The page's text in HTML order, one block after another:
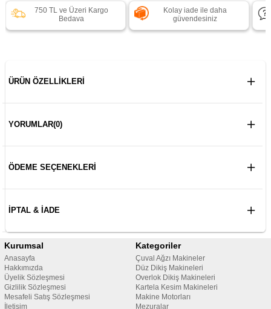
750 TL ve Üzeri Kargo
Bedava
Kolay iade ile daha
güvendesiniz
ÜRÜN ÖZELLIKLERI
YORUMLAR(0)
ÖDEME SEÇENEKLERI
İPTAL & İADE
Kurumsal
Anasayfa
Hakkımızda
Üyelik Sözleşmesi
Gizlilik Sözleşmesi
Mesafeli Satış Sözleşmesi
İletişim
Kategoriler
Çuval Ağzı Makineler
Düz Dikiş Makineleri
Overlok Dikiş Makineleri
Kartela Kesim Makineleri
Makine Motorları
Mezuralar